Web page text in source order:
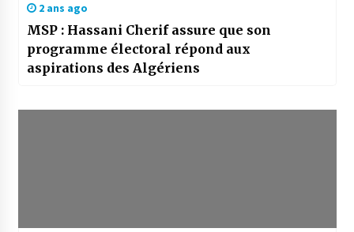
2 ans ago
MSP : Hassani Cherif assure que son
programme électoral répond aux
aspirations des Algériens